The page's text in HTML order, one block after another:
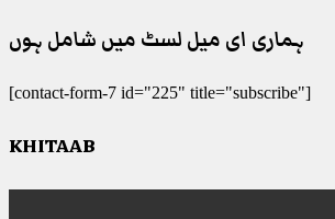
ہماری ای میل لسٹ میں شامل ہوں
[contact-form-7 id="225" title="subscribe"]
KHITAAB